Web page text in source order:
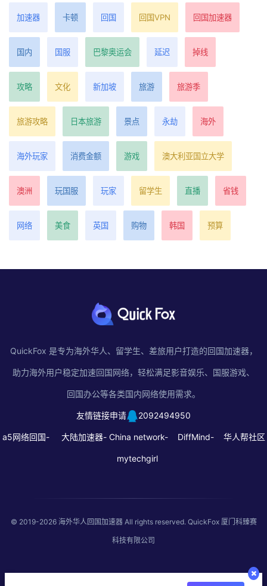
加速器 卡顿 回国 回国VPN 回国加速器
国内 国服 巴黎奥运会 延迟 掉线
攻略 文化 新加坡 旅游 旅游季
旅游攻略 日本旅游 景点 永劫 海外
海外玩家 消费金额 游戏 澳大利亚国立大学
澳洲 玩国服 玩家 留学生 直播 省钱
网络 美食 英国 购物 韩国 预算
QuickFox 是专为海外华人、留学生、差旅用户打造的回国加速器，
助力海外用户稳定加速回国网络，轻松满足影音娱乐、国服游戏、
回国办公等各类国内网络使用需求。
友情链接申请 2092494950
a5网络回国- 大陆加速器- China network- DiffMind- 华人帮社区
mytechgirl
© 2019-2026 海外华人回国加速器All rights reserved. QuickFox 厦门科臻赛
科技有限公司